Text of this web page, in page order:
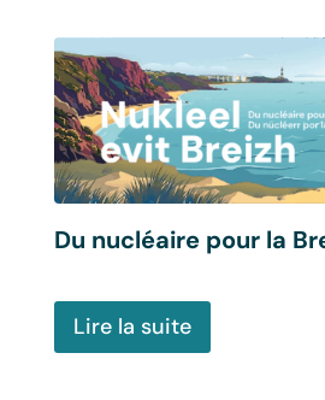
Du nucléaire pour la
Lire la suite